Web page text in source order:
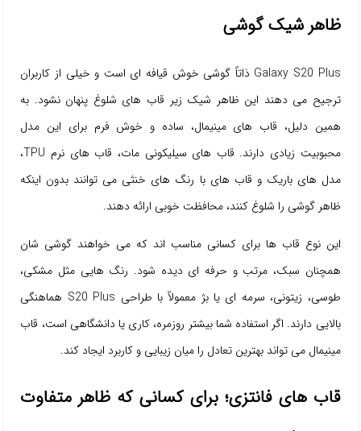
ظاهر شیک گوشی
Galaxy S20 Plus ذاتاً گوشی خوش قیافه ای است و خیلی از کاربران
ترجیح می دهند این ظاهر شیک زیر قاب های شلوغ پنهان نشود. به
همین دلیل، قاب های مینیمال، ساده و خوش فرم برای این مدل
محبوبیت زیادی دارند. قاب های سیلیکونی مات، قاب های نرم TPU،
مدل های باریک و قاب های با رنگ های خنثی می توانند بدون اینکه
ظاهر گوشی را شلوغ کنند، محافظت خوبی ارائه دهند.
این نوع قاب ها برای کسانی مناسب اند که می خواهند گوشی شان
همچنان سبک، مرتب و حرفه ای دیده شود. رنگ هایی مثل مشکی،
طوسی، زیتونی، سرمه ای یا بژ معمولاً با طراحی S20 Plus هماهنگی
بالایی دارند. اگر استفاده شما بیشتر روزمره، کاری یا دانشگاهی است، قاب
مینیمال می تواند بهترین تعادل را میان زیبایی و کاربرد ایجاد کند.
قاب های فانتزی؛ برای کسانی که ظاهر متفاوت